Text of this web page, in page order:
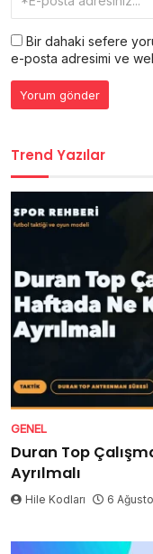
Bir dahaki sefere
e-posta adresimi ve
Trend Yazılar
GENEL
Duran Top
Ayrılmalı
Hile Kodları 6